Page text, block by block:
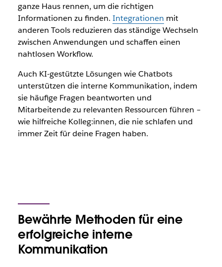
ganze Haus rennen, um die richtigen
Informationen zu finden. Integrationen mit
anderen Tools reduzieren das ständige Wechseln
zwischen Anwendungen und schaffen einen
nahtlosen Workflow.
Auch KI-gestützte Lösungen wie Chatbots
unterstützen die interne Kommunikation, indem
sie häufige Fragen beantworten und
Mitarbeitende zu relevanten Ressourcen führen –
wie hilfreiche Kolleg:innen, die nie schlafen und
immer Zeit für deine Fragen haben.
Bewährte Methoden für eine
erfolgreiche interne
Kommunikation